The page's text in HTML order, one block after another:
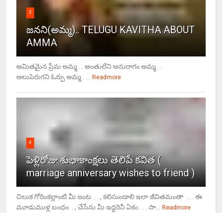
3
జనని(అమ్మ).. TELUGU KAVITHA ABOUT
AMMA
అమితమైన ప్రేమ అమ్మ . . అంతులేని అనురాగం అమ్మ . .
అలుపెరుగని ఓర్పు అమ్మ . ...
Readmore
4
పెళ్లిరోజు శుభాకాంక్షలు తెలిపే కవిత (
marriage anniversary wishes to friend )
చిలుక గోరింకల్లాంటి మీ జంట . . , కలిసుండాలి ఇలా జీవితమంతా . . . ఈ
మూడుముళ్ల బంధం . , చేసేను మీ ఇద్దరినీ ఏకం . . . సా...
Readmore